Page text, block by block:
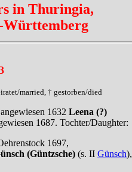
in Thuringia,
Württemberg
married, † gestorben/died
1632 Leena (?)
1687. Tochter/Daughter:
1697,
(Güntzsche) (s. II Günsch),